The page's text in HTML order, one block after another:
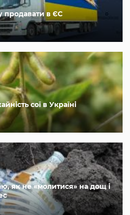
в ЄС
сої в Україні
як не «молитися» на дощ і